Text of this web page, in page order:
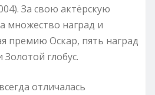
За свою актёрскую
множество наград и
премию Оскар, пять наград
глобус.
отличалась